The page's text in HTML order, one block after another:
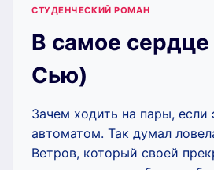
СТУДЕНЧЕСКИЙ РОМАН
В самое
Сью)
Зачем ходить на пары, если
автоматом. Так думал
Ветров, который своей